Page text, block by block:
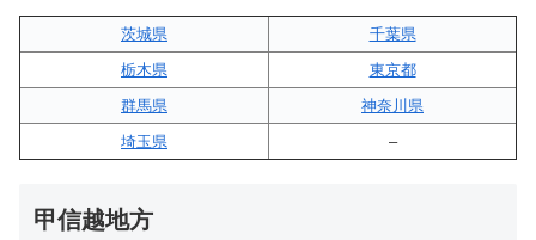
茨城県
千葉県
栃木県
東京都
群馬県
神奈川県
埼玉県
–
甲信越地方